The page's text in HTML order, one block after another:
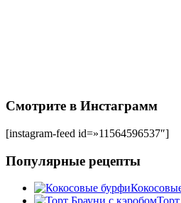
Смотрите в Инстаграмм
[instagram-feed id=»11564596537″]
Популярные рецепты